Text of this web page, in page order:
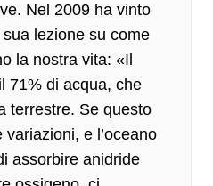
Nel 2009 ha vinto
lezione su come
la nostra vita: «Il
71% di acqua, che
terrestre. Se questo
e l’oceano
assorbire anidride